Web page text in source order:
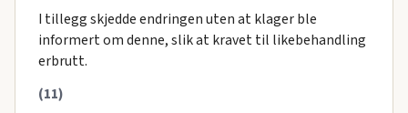
I tillegg skjedde endringen uten at klager ble
informert om denne, slik at kravet til likebehandling
erbrutt.
(11)